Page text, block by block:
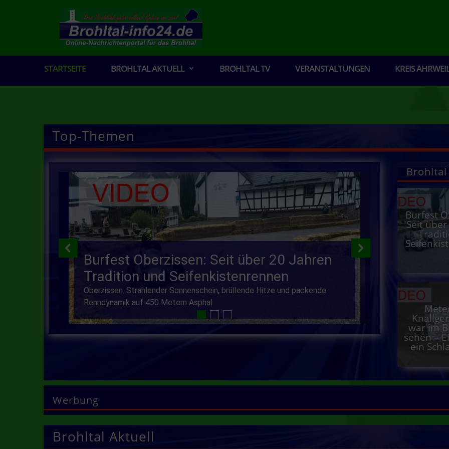
STARTSEITE BROHLTAL AKTUELL BROHLTAL TV VERANSTALTUNGEN KREIS
Top-Themen
Burfest Oberzissen: Seit über 20 Jahren
Trad ition und Seifenkistenrennen
Oberzissen. Strahlender Sonnenschein, brüllende Hitze und packende
Renndynamik auf 450 Metern Asphal
5 Kräfte
Niederzissen.
Freitagabend gegen
Brohltal
Burfest
Seit über
war im
sehen –
ein
Werbung
Brohltal Aktuell